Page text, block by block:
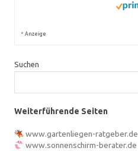
* Anzeige
Suchen
Weiterführende Seiten
www.gartenliegen-ratgeber.de
www.sonnenschirm-berater.de